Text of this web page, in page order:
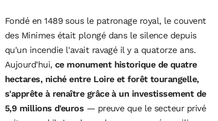
Fondé en 1489 sous le patronage royal, le couvent
des Minimes était plongé dans le silence depuis
qu'un incendie l'avait ravagé il y a quatorze ans.
Aujourd'hui, ce monument historique de quatre
hectares, niché entre Loire et forêt tourangelle,
s'apprête à renaître grâce à un investissement de
5,9 millions d'euros — preuve que le secteur privé